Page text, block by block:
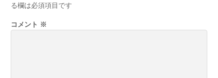
る欄は必須項目です
コメント ※